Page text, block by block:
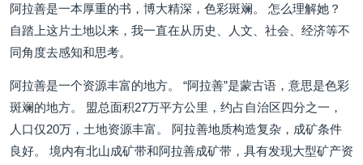
阿拉善是一本厚重的书，博大精深，色彩斑斓。 怎么理解她？
自踏上这片土地以来，我一直在从历史、人文、社会、经济等不
同角度去感知和思考。
阿拉善是一个资源丰富的地方。 “阿拉善”是蒙古语，意思是色彩
斑斓的地方。 盟总面积27万平方公里，约占自治区四分之一，
人口仅20万，土地资源丰富。 阿拉善地质构造复杂，成矿条件
良好。 境内有北山成矿带和阿拉善成矿带，具有发现大型矿产资